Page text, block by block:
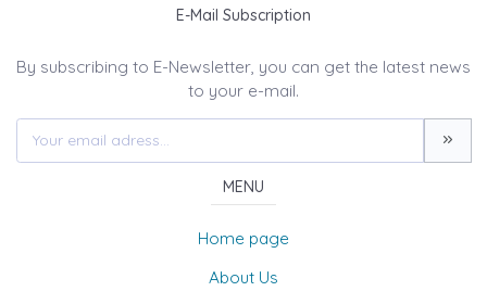
E-Mail Subscription
By subscribing to E-Newsletter, you can get the latest news
to your e-mail.
MENU
Home page
About Us